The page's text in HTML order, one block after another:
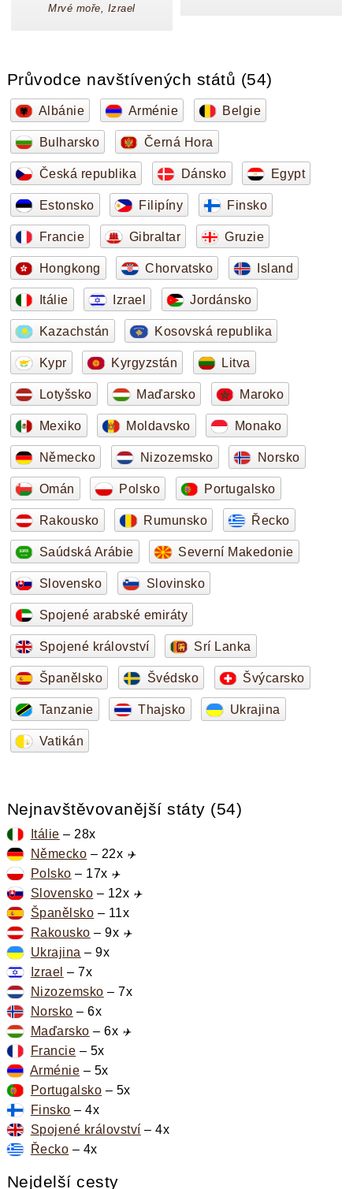
Mrvé moře, Izrael
Průvodce navštívených států (54)
Albánie Arménie Belgie
Bulharsko Černá Hora
Česká republika Dánsko Egypt
Estonsko Filipíny Finsko
Francie Gibraltar Gruzie
Hongkong Chorvatsko Island
Itálie Izrael Jordánsko
Kazachstán Kosovská republika
Kypr Kyrgyzstán Litva
Lotyšsko Maďarsko Maroko
Mexiko Moldavsko Monako
Německo Nizozemsko Norsko
Omán Polsko Portugalsko
Rakousko Rumunsko Řecko
Saúdská Arábie Severní Makedonie
Slovensko Slovinsko
Spojené arabské emiráty
Spojené království Srí Lanka
Španělsko Švédsko Švýcarsko
Tanzanie Thajsko Ukrajina
Vatikán
Nejnavštěvovanější státy (54)
Itálie – 28x
Německo – 22x ✈️
Polsko – 17x ✈️
Slovensko – 12x ✈️
Španělsko – 11x
Rakousko – 9x ✈️
Ukrajina – 9x
Izrael – 7x
Nizozemsko – 7x
Norsko – 6x
Maďarsko – 6x ✈️
Francie – 5x
Arménie – 5x
Portugalsko – 5x
Finsko – 4x
Spojené království – 4x
Řecko – 4x
Nejdelší cesty